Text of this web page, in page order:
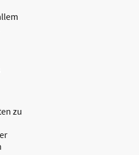
zu